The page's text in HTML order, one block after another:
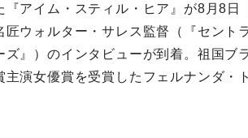
『アイム・スティル・ヒア 』が8月8日
匠ウォルター・サレス 監督（『セント
ズ』）のインタビューが到着。祖国ブ
主演⼥優賞を受賞したフェルナンダ・